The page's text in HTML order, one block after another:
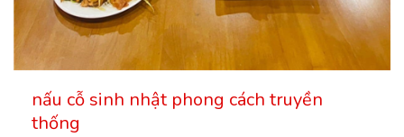
nấu cỗ sinh nhật phong cách truyền
thống